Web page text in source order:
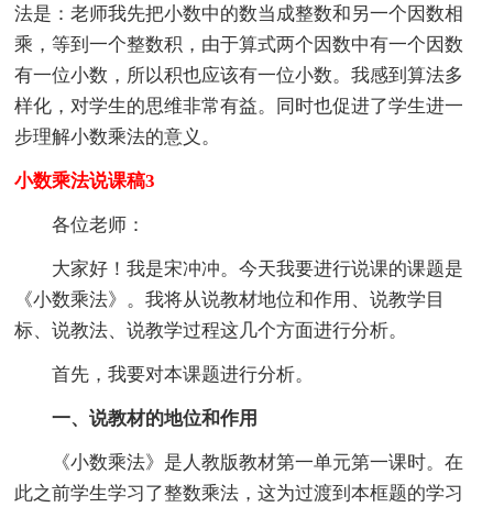
法是：老师我先把小数中的数当成整数和另一个因数相
乘，等到一个整数积，由于算式两个因数中有一个因数
有一位小数，所以积也应该有一位小数。我感到算法多
样化，对学生的思维非常有益。同时也促进了学生进一
步理解小数乘法的意义。
小数乘法说课稿3
各位老师：
大家好！我是宋冲冲。今天我要进行说课的课题是
《小数乘法》。我将从说教材地位和作用、说教学目
标、说教法、说教学过程这几个方面进行分析。
首先，我要对本课题进行分析。
一、说教材的地位和作用
《小数乘法》是人教版教材第一单元第一课时。在
此之前学生学习了整数乘法，这为过渡到本框题的学习